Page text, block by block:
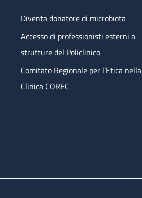
Diventa donatore di microbiota
Accesso di professionisti esterni a
strutture del Policlinico
Comitato Regionale per l’Etica nella
Clinica COREC